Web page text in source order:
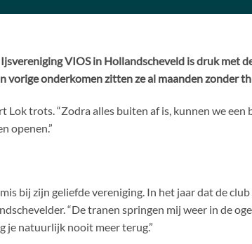
VIOS in Hollandscheveld is druk met
onderkomen zitten ze al maanden zonder
trots. “Zodra alles buiten af is, kunnen we een
openen.”
bij zijn geliefde vereniging. In het jaar dat de
“De tranen springen mij weer in de
je natuurlijk nooit meer terug.”